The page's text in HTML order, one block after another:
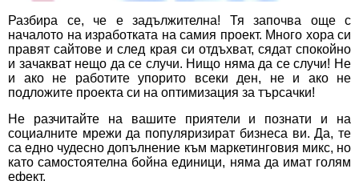
Разбира се, че е задължителна! Тя започва още с
началото на изработката на самия проект. Много хора си
правят сайтове и след края си отдъхват, сядат спокойно
и зачакват нещо да се случи. Нищо няма да се случи! Не
и ако не работите упорито всеки ден, не и ако не
подложите проекта си на оптимизация за търсачки!
Не разчитайте на вашите приятели и познати и на
социалните мрежи да популяризират бизнеса ви. Да, те
са едно чудесно допълнение към маркетинговия микс, но
като самостоятелна бойна единици, няма да имат голям
ефект.